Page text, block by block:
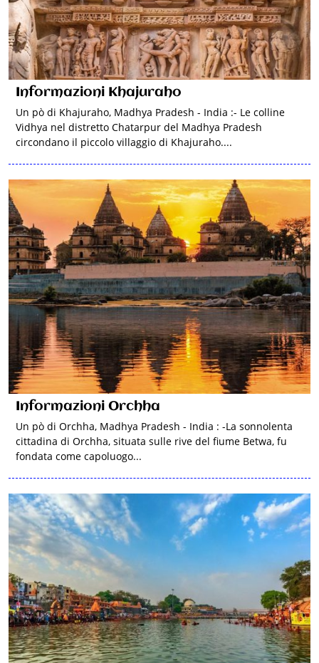
Informazioni Khajuraho
Un pò di Khajuraho, Madhya Pradesh - India :- Le colline
Vidhya nel distretto Chatarpur del Madhya Pradesh
circondano il piccolo villaggio di Khajuraho....
Informazioni Orchha
Un pò di Orchha, Madhya Pradesh - India : -La sonnolenta
cittadina di Orchha, situata sulle rive del fiume Betwa, fu
fondata come capoluogo...